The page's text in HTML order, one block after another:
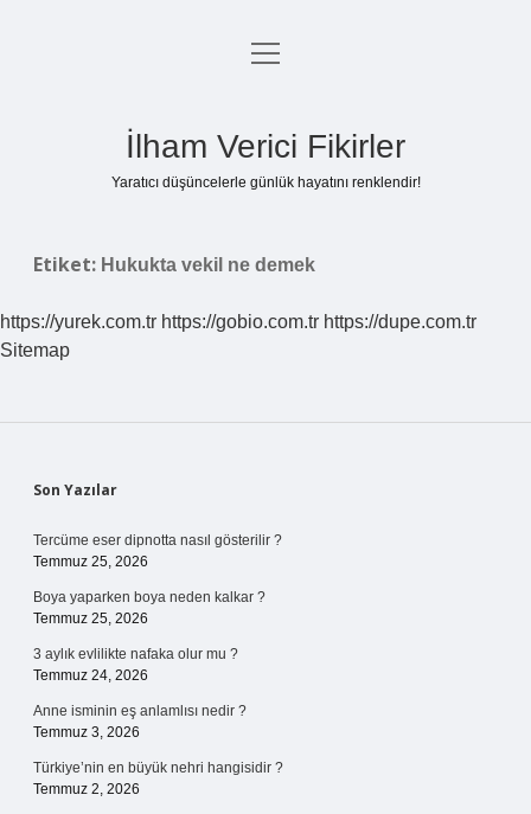
Anasayfa
menüyü
İlham Verici Fikirler
Yaratıcı düşüncelerle günlük hayatını renklendir!
Etiket: Hukukta vekil ne demek
https://yurek.com.tr https://gobio.com.tr https://dupe.com.tr
Sitemap
Sidebar
Son Yazılar
Tercüme eser dipnotta nasıl gösterilir ?
Temmuz 25, 2026
Boya yaparken boya neden kalkar ?
Temmuz 25, 2026
3 aylık evlilikte nafaka olur mu ?
Temmuz 24, 2026
Anne isminin eş anlamlısı nedir ?
Temmuz 3, 2026
Türkiye’nin en büyük nehri hangisidir ?
Temmuz 2, 2026